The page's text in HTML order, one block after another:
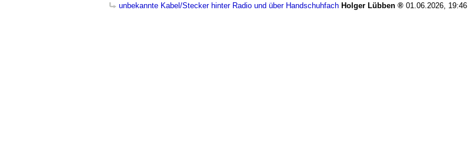
unbekannte Kabel/Stecker hinter Radio und über Handschuhfach Holger Lübben 01.06.2026, 19:46